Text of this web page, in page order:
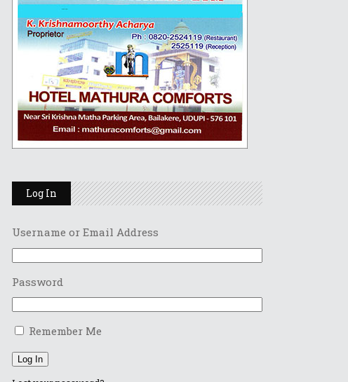
Log In
Username or Email Address
Password
Remember Me
Log In